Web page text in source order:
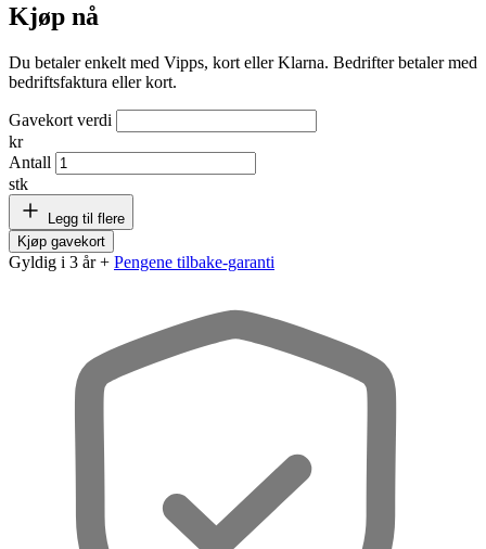
Kjøp nå
Du betaler enkelt med Vipps, kort eller Klarna. Bedrifter betaler med
bedriftsfaktura eller kort.
Gavekort verdi
kr
Antall
stk
Legg til flere
Kjøp gavekort
Gyldig i 3 år + Pengene tilbake-garanti